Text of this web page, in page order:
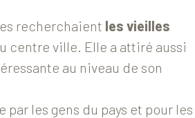
recherchaient les vieilles
centre ville. Elle a attiré aussi
au niveau de son
par les gens du pays et pour les